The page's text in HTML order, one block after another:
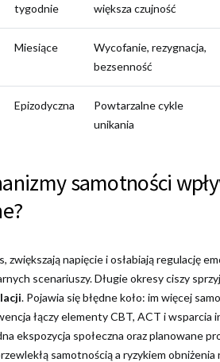
tygodnie
większa czujność
Miesiące
Wycofanie, rezygnacja,
bezsenność
Epizodyczna
Powtarzalne cykle
unikania
samotności
zwiększają napięcie i osłabiają regulację
scenariuszy. Długie okresy ciszy
. Pojawia się błędne koło: im więcej
łączy elementy CBT, ACT i
ekspozycja społeczna oraz planowane
samotnością a ryzykiem